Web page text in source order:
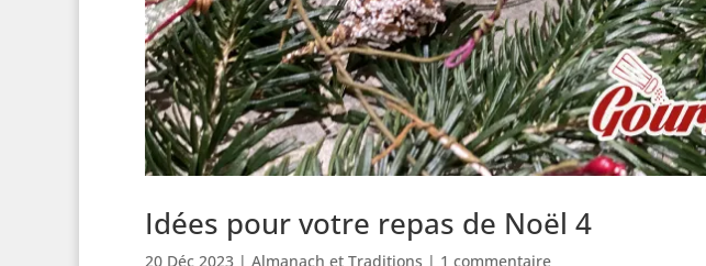
Idées pour votre repas de Noël 4
20 Déc 2023 | Almanach et Traditions | 1 commentaire